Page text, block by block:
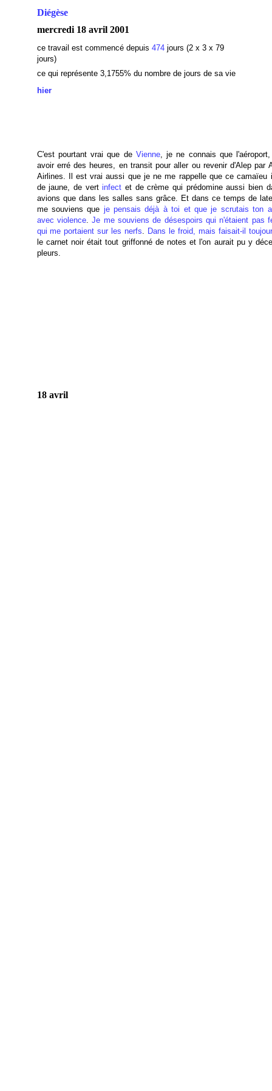
Diégèse
mercredi 18 avril 2001
ce travail est commencé depuis 474jours (2 x 3 x 79
jours)
ce qui représente 3,1755% du nombre de jours de sa vie
hier
C'est pourtant vrai que de Vienne, je ne connais que
avoir erré des heures, en transit pour aller ou revenir d'Alep par
Airlines. Il est vrai aussi que je ne me rappelle que ce camaïeu
de jaune, de vertinfect et de crème qui prédomine aussi bien
avions que dans les salles sans grâce. Et dans ce temps de
me souviens que je pensais déjà à toi et que je scrutais ton
avec violence.Je me souviens de désespoirs qui n'étaient pas
qui me portaient sur les nerfs. Dans le froid, mais faisait-il
le carnet noir était tout griffonné de notes et l'on aurait pu y
pleurs.
18 avril